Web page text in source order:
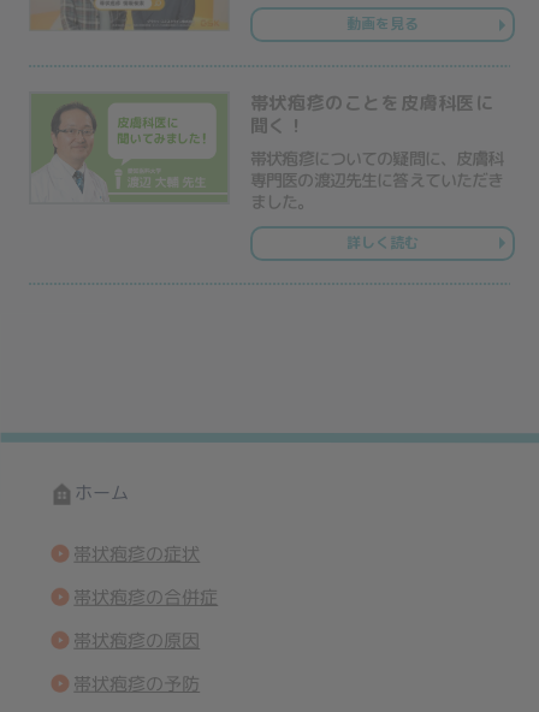
動画を見る
帯状疱疹のことを皮膚科医に
聞く！
帯状疱疹についての疑問に、皮膚科
専門医の渡辺先生に答えていただき
ました。
詳しく読む
ホーム
帯状疱疹の症状
帯状疱疹の合併症
帯状疱疹の原因
帯状疱疹の予防